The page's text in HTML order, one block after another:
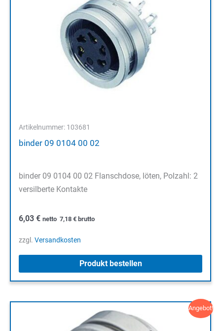
Artikelnummer: 103681
binder 09 0104 00 02
binder 09 0104 00 02 Flanschdose, löten, Polzahl: 2
versilberte Kontakte
6,03 € netto 7,18 € brutto
zzgl. Versandkosten
Produkt bestellen
Angebot!